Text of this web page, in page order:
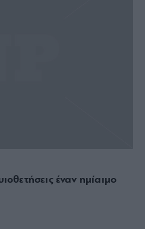
έναν ημίαιμο